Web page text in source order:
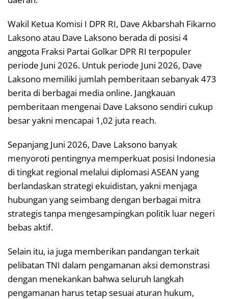
Wakil Ketua Komisi I DPR RI, Dave Akbarshah Fikarno
Laksono atau Dave Laksono berada di posisi 4
anggota Fraksi Partai Golkar DPR RI terpopuler
periode Juni 2026. Untuk periode Juni 2026, Dave
Laksono memiliki jumlah pemberitaan sebanyak 473
berita di berbagai media online. Jangkauan
pemberitaan mengenai Dave Laksono sendiri cukup
besar yakni mencapai 1,02 juta reach.
Sepanjang Juni 2026, Dave Laksono banyak
menyoroti pentingnya memperkuat posisi Indonesia
di tingkat regional melalui diplomasi ASEAN yang
berlandaskan strategi ekuidistan, yakni menjaga
hubungan yang seimbang dengan berbagai mitra
strategis tanpa mengesampingkan politik luar negeri
bebas aktif.
Selain itu, ia juga memberikan pandangan terkait
pelibatan TNI dalam pengamanan aksi demonstrasi
dengan menekankan bahwa seluruh langkah
pengamanan harus tetap sesuai aturan hukum,